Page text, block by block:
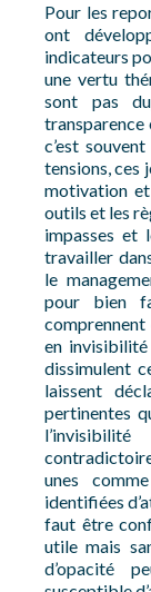
Pour les
ont
indicateurs
une vertu
sont pas
transparence
c’est
tensions, ces
motivation et
outils et les
impasses et
travailler
le
pour bien
en
dissimulent
laissent
pertinentes
unes
identifiées
faut être
utile mais
d’opacité